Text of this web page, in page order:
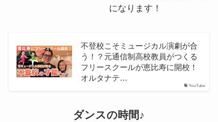
になります！
YouTube
不登校こそミュージカル演劇が合
う！？元通信制高校教員がつくる
フリースクールが恵比寿に開校！
オルタナテ…
ダンスの時間♪